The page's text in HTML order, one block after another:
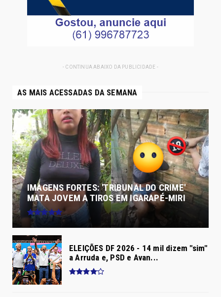
- CONTINUA ABAIXO DA PUBLICIDADE -
AS MAIS ACESSADAS DA SEMANA
IMAGENS FORTES: 'TRIBUNAL DO CRIME'
MATA JOVEM A TIROS EM IGARAPÉ-MIRI
ELEIÇÕES DF 2026 - 14 mil dizem "sim"
a Arruda e, PSD e Avan...